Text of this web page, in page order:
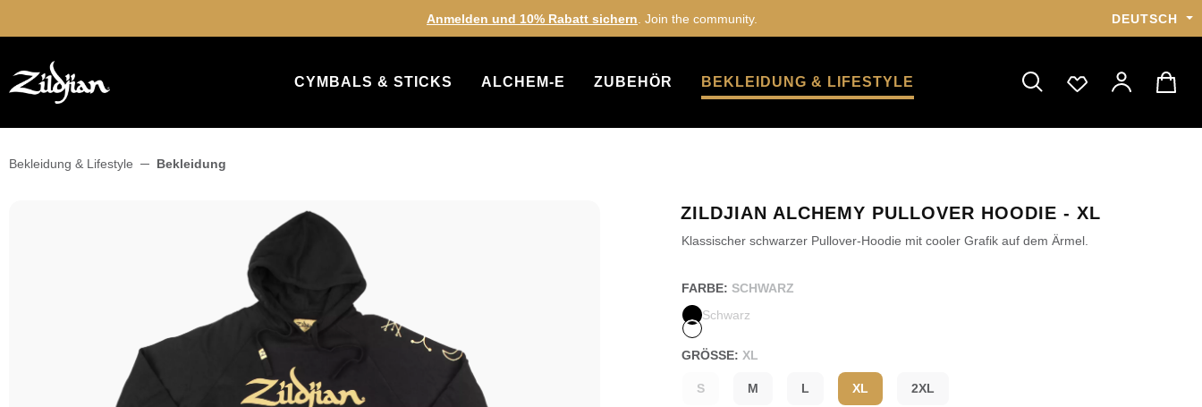
Anmelden und 10% Rabatt sichern . Join the community. DEUTSCH
CYMBALS & STICKS ALCHEM-E ZUBEHÖR BEKLEIDUNG & LIFESTYLE
Bekleidung & Lifestyle Bekleidung
ZILDJIAN ALCHEMY PULLOVER HOODIE - XL
Klassischer schwarzer Pullover-Hoodie mit cooler Grafik auf dem Ärmel.
FARBE: SCHWARZ
Schwarz
GRÖSSE: XL
S M L XL 2XL